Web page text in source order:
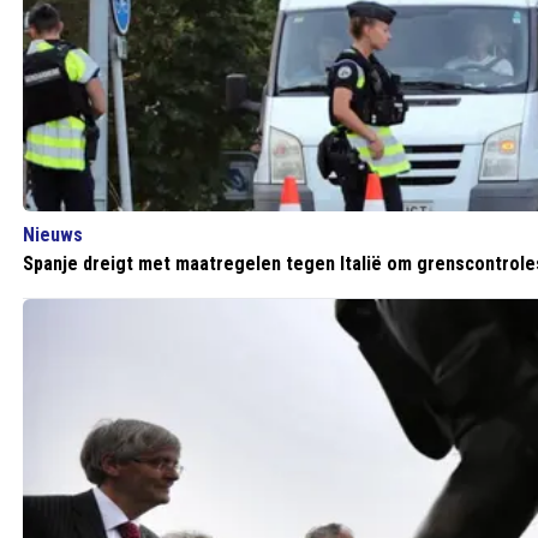
Nieuws
Spanje dreigt met maatregelen tegen Italië om